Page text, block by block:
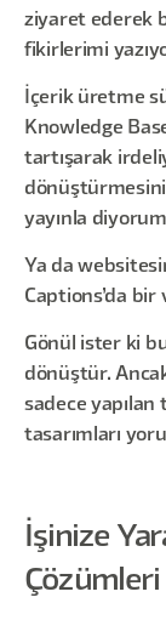
ziyaret ederek
fikirlerimi
İçerik üretme
Knowledge
tartışarak
yayınla
Ya da
Captions’da
Gönül ister ki
dönüştür.
sadece yapılan
tasarımları
İşinize
Çözümleri